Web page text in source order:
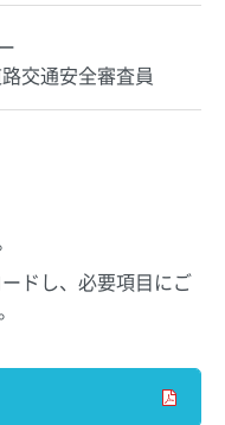
交通安全審査員
ドし、必要項目にご